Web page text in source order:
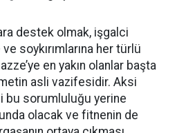
destek olmak, işgalci
soykırımlarına her türlü
en yakın olanlar başta
asli vazifesidir. Aksi
bu sorumluluğu yerine
olacak ve fitnenin de